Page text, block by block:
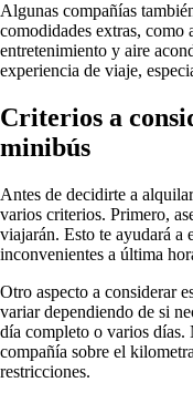
Algunas compañías
comodidades extras, como
entretenimiento y aire
experiencia de viaje,
Criterios a
minibús
Antes de decidirte a
varios criterios. Primero,
viajarán. Esto te ayudará a
inconvenientes a última
Otro aspecto a considerar
variar dependiendo de si
día completo o varios
compañía sobre el
restricciones.